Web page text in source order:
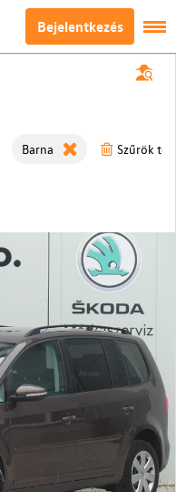
Bejelentkezés
Barna Szűrök